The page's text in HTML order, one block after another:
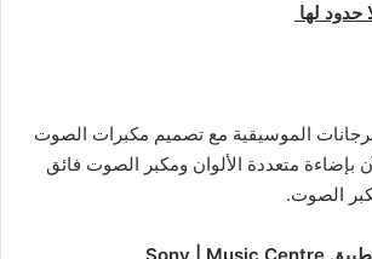
لها
الموسيقية مع تصميم مكبرات الصوت
بإضاءة متعددة الألوان ومكبر الصوت فائق
الصوت.